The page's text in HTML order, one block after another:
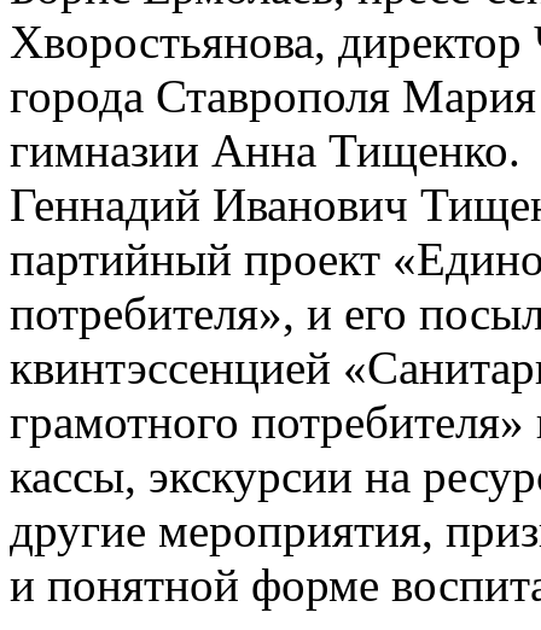
Хворостьянова,
города Ставрополя
гимназии Анна Тищенко.
Геннадий Иванович
партийный проект
потребителя», и его
квинтэссенцией
грамотного
кассы, экскурсии на
другие мероприятия,
и понятной форме